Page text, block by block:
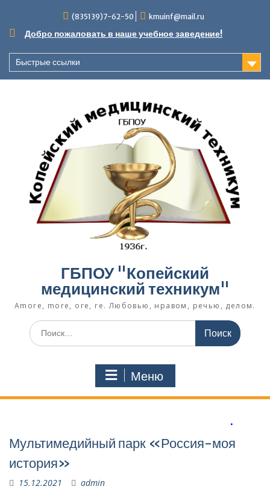
содержимому
(835139)7-62-50 kmuinf@mail.ru
Добро пожаловать в наше учебное заведение!
Быстрые ссылки
ГБПОУ "Копейский
медицинский техникум"
Amore, more, ore, re. Любовью, нравом, речью, делом.
Поиск
по:
Меню
Мультимедийный парк «Россия-моя
история»
15.12.2021 admin